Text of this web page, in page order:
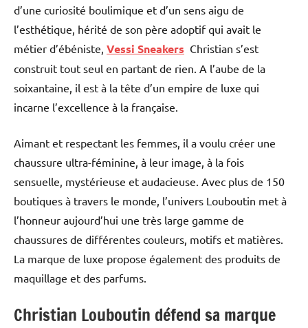
d’une curiosité boulimique et d’un sens aigu de
l’esthétique, hérité de son père adoptif qui avait le
métier d’ébéniste, Vessi Sneakers Christian s’est
construit tout seul en partant de rien. A l’aube de la
soixantaine, il est à la tête d’un empire de luxe qui
incarne l’excellence à la française.
Aimant et respectant les femmes, il a voulu créer une
chaussure ultra-féminine, à leur image, à la fois
sensuelle, mystérieuse et audacieuse. Avec plus de 150
boutiques à travers le monde, l’univers Louboutin met à
l’honneur aujourd’hui une très large gamme de
chaussures de différentes couleurs, motifs et matières.
La marque de luxe propose également des produits de
maquillage et des parfums.
Christian Louboutin défend sa marque